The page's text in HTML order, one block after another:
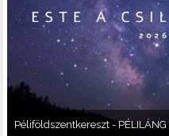
Péliföldszentkereszt -